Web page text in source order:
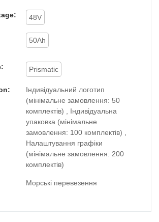
48V
50Ah
Prismatic
Індивідуальний логотип
(мінімальне замовлення: 50
комплектів) , Індивідуальна
упаковка (мінімальне
замовлення: 100 комплектів) ,
Налаштування графіки
(мінімальне замовлення: 200
комплектів)
Морські перевезення